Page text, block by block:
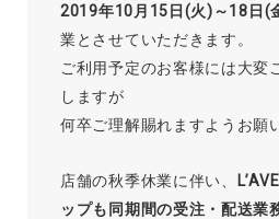
2019年10月15日(火)～18日(
業とさせていただきます。
ご利用予定のお客様には大変
しますが
何卒ご理解賜れますようお願
店舗の秋季休業に伴い、
ップも同期間の受注・配送業